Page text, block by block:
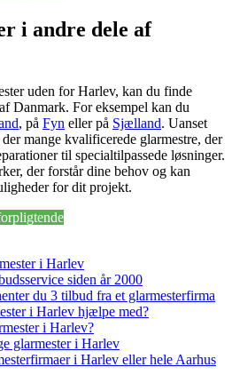
i andre dele af
uden for Harlev, kan du finde
Danmark. For eksempel kan du
, på Fyn eller på Sjælland. Uanset
mange kvalificerede glarmestre, der
til specialtilpassede løsninger.
der forstår dine behov og kan
for dit projekt.
i Harlev
siden år 2000
du 3 tilbud fra et glarmesterfirma
i Harlev hjælpe med?
i Harlev?
glarmester i Harlev
i Harlev eller hele Aarhus